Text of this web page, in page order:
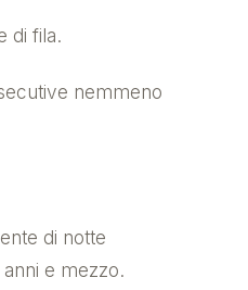
di fila.
nemmeno
di notte
e mezzo.